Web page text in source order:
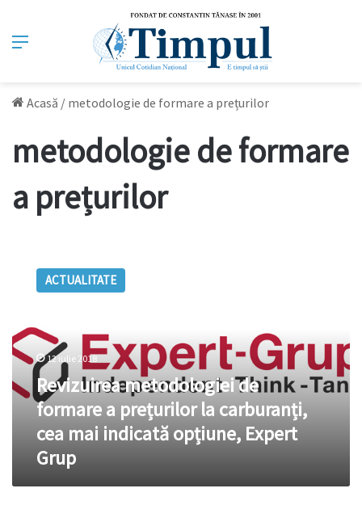
Meniu
Acasă / metodologie de formare a prețurilor
metodologie de formare
a prețurilor
metodologiei
prețurilor
la
carburanți,
cea
indicată
opțiune,
Expert
ACTUALITATE
12 iulie 2018
Revizuirea metodologiei de
formare a prețurilor la carburanți,
cea mai indicată opțiune, Expert
Grup